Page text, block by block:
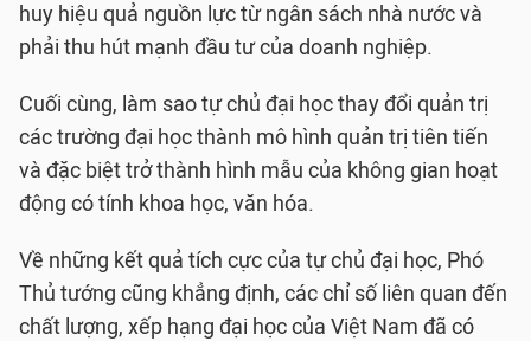
huy hiệu quả nguồn lực từ ngân sách nhà nước và
phải thu hút mạnh đầu tư của doanh nghiệp.
Cuối cùng, làm sao tự chủ đại học thay đổi quản trị
các trường đại học thành mô hình quản trị tiên tiến
và đặc biệt trở thành hình mẫu của không gian hoạt
động có tính khoa học, văn hóa.
Về những kết quả tích cực của tự chủ đại học, Phó
Thủ tướng cũng khẳng định, các chỉ số liên quan đến
chất lượng, xếp hạng đại học của Việt Nam đã có